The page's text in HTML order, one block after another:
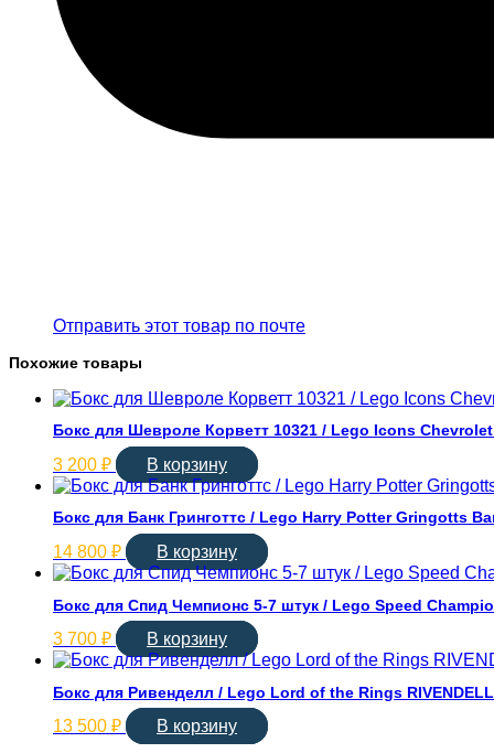
Отправить этот товар по почте
Похожие товары
Бокс для Шевроле Корветт 10321 / Lego Icons
3 200 ₽ В корзину
Бокс для Банк Гринготтс / Lego Harry Potter Gringotts
14 800 ₽ В корзину
Бокс для Спид Чемпионс 5-7 штук / Lego Speed
3 700 ₽ В корзину
Бокс для Ривенделл / Lego Lord of the Rings
13 500 ₽ В корзину